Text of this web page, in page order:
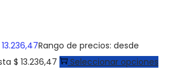
13.236,47Rango de precios: desde
$ 13.236,47
Seleccionar opciones